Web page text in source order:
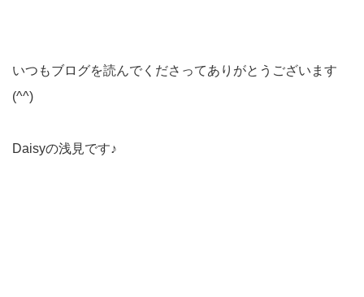
いつもブログを読んでくださってありがとうございます
(^^)
Daisyの浅見です♪